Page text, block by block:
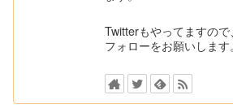
Twitterもやってますの
フォローをお願いします。